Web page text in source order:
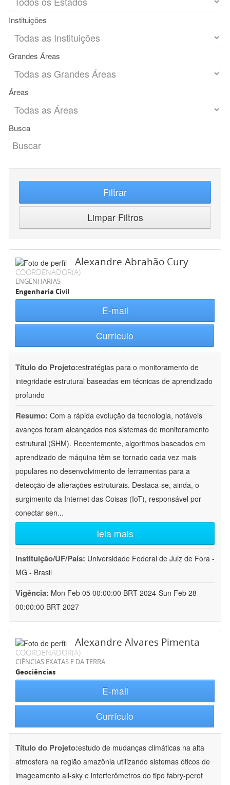
Instituições
Grandes Áreas
Áreas
Busca
Filtrar
Limpar Filtros
Alexandre Abrahão Cury
COORDENADOR(A)
ENGENHARIAS
Engenharia Civil
E-mail
Currículo
Título do Projeto:estratégias para o monitoramento de
integridade estrutural baseadas em técnicas de aprendizado
profundo
Resumo: Com a rápida evolução da tecnologia, notáveis
avanços foram alcançados nos sistemas de monitoramento
estrutural (SHM). Recentemente, algoritmos baseados em
aprendizado de máquina têm se tornado cada vez mais
populares no desenvolvimento de ferramentas para a
detecção de alterações estruturais. Destaca-se, ainda, o
surgimento da Internet das Coisas (IoT), responsável por
conectar sen...
leia mais
Instituição/UF/País: Universidade Federal de Juiz de Fora -
MG - Brasil
Vigência: Mon Feb 05 00:00:00 BRT 2024-Sun Feb 28
00:00:00 BRT 2027
Alexandre Alvares Pimenta
COORDENADOR(A)
CIÊNCIAS EXATAS E DA TERRA
Geociências
E-mail
Currículo
Título do Projeto:estudo de mudanças climáticas na alta
atmosfera na região amazônia utilizando sistemas óticos de
imageamento all-sky e interferômetros do tipo fabry-perot